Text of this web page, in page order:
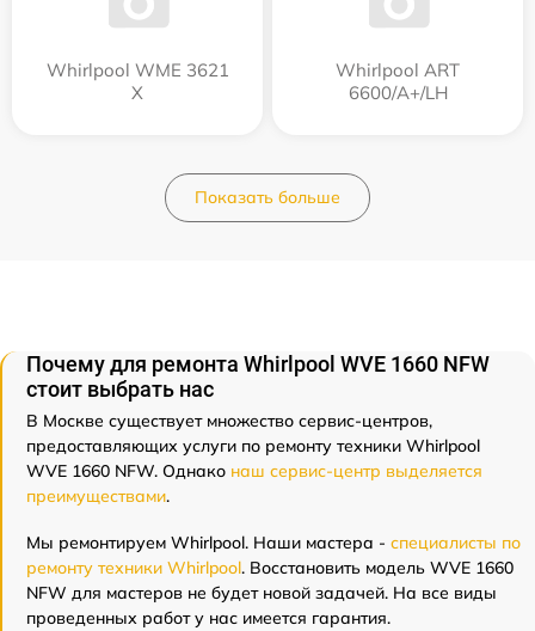
Whirlpool WME 3621
X
Whirlpool ART
6600/A+/LH
Показать больше
Почему для ремонта Whirlpool WVE 1660 NFW
стоит выбрать нас
В Москве существует множество сервис-центров,
предоставляющих услуги по ремонту техники Whirlpool
WVE 1660 NFW. Однако наш сервис-центр выделяется
преимуществами.
Мы ремонтируем Whirlpool. Наши мастера - специалисты по
ремонту техники Whirlpool. Восстановить модель WVE 1660
NFW для мастеров не будет новой задачей. На все виды
проведенных работ у нас имеется гарантия.